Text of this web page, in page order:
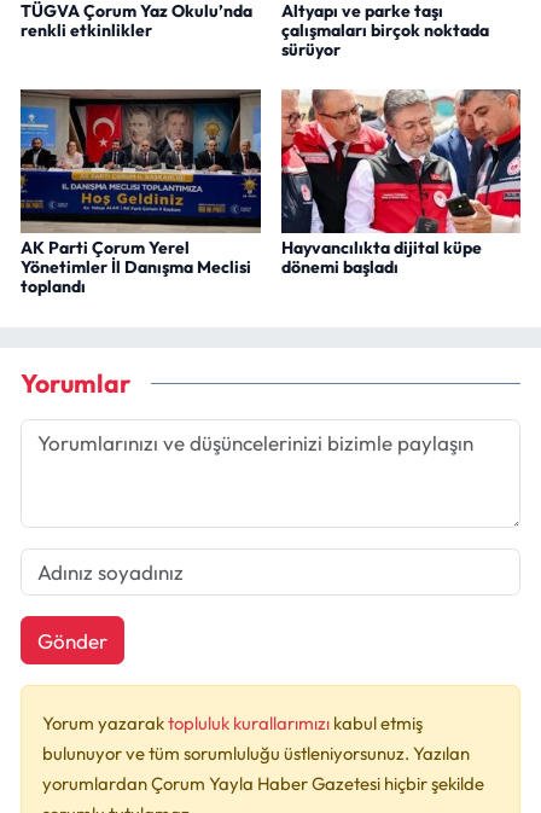
TÜGVA Çorum Yaz Okulu’nda
renkli etkinlikler
Altyapı ve parke taşı
çalışmaları birçok noktada
sürüyor
AK Parti Çorum Yerel
Yönetimler İl Danışma Meclisi
toplandı
Hayvancılıkta dijital küpe
dönemi başladı
Yorumlar
Gönder
Yorum yazaraktopluluk kurallarımızı kabul etmiş
bulunuyor ve tüm sorumluluğu üstleniyorsunuz. Yazılan
yorumlardan Çorum Yayla Haber Gazetesi hiçbir şekilde